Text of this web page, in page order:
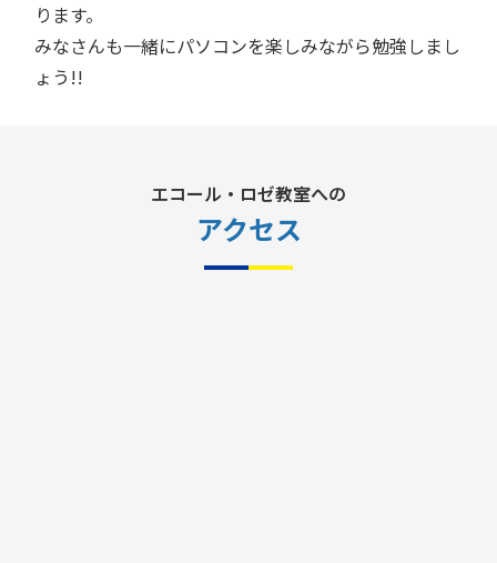
ります。
みなさんも一緒にパソコンを楽しみながら勉強しまし
ょう!!
エコール・ロゼ教室への
アクセス